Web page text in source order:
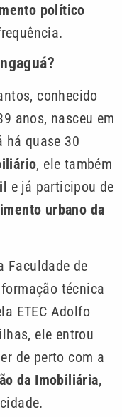
político
conhecido
anos, nasceu em
há quase 30
, ele também
e já participou de
urbano da
Faculdade de
técnica
ETEC Adolfo
ele entrou
de perto com a
da Imobiliária,